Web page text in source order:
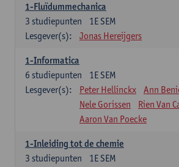
1-Fluïdummechanica
1E SEM
3 studiepunten
Lesgever(s):
Jonas Hereijgers
1-Informatica
1E SEM
6 studiepunten
Lesgever(s):
Peter Hellinckx
Ann
Nele Gorissen
Rien Van
Aaron Van Poecke
1-Inleiding tot de chemie
1E SEM
3 studiepunten